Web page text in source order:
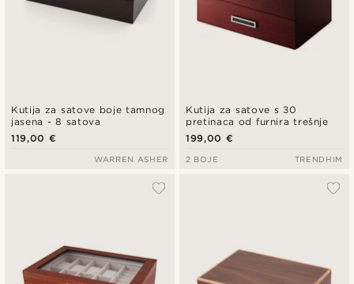
Kutija za satove boje tamnog
jasena - 8 satova
119,00 €
WARREN ASHER
Kutija za satove s 30
pretinaca od furnira trešnje
199,00 €
2 BOJE TRENDHIM